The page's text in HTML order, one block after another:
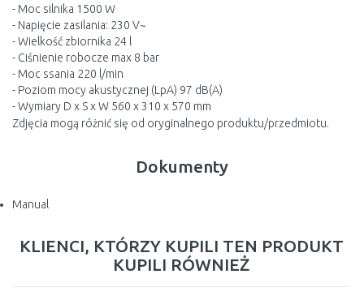
- Moc silnika 1500 W
- Napięcie zasilania: 230 V~
- Wielkość zbiornika 24 l
- Ciśnienie robocze max 8 bar
- Moc ssania 220 l/min
- Poziom mocy akustycznej (LpA) 97 dB(A)
- Wymiary D x S x W 560 x 310 x 570 mm
Zdjęcia mogą różnić się od oryginalnego produktu/przedmiotu.
Dokumenty
Manual
KLIENCI, KTÓRZY KUPILI TEN PRODUKT
KUPILI RÓWNIEŻ